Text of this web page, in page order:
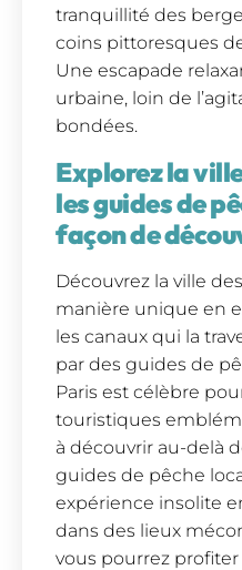
tranquillité des
coins pittoresques
Une escapade
urbaine, loin de
bondées.
Explorez la
les guides de
façon de
Découvrez la ville
manière unique en
les canaux qui la
par des guides de
Paris est célèbre
touristiques
à découvrir au-delà
guides de pêche
expérience insolite
dans des lieux
vous pourrez